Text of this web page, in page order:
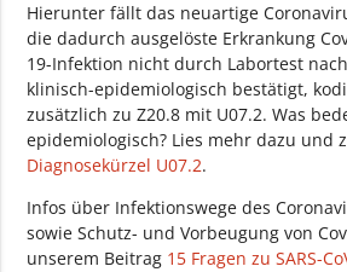
Hierunter fällt das neuartige
die dadurch ausgelöste Erkrankung
19-Infektion nicht durch Labortest
klinisch-epidemiologisch bestätigt,
zusätzlich zu Z20.8 mit U07.2. Was
epidemiologisch? Lies mehr dazu und
Diagnosekürzel U07.2.
Infos über Infektionswege des
sowie Schutz- und Vorbeugung von
unserem Beitrag 15 Fragen zu SARS-